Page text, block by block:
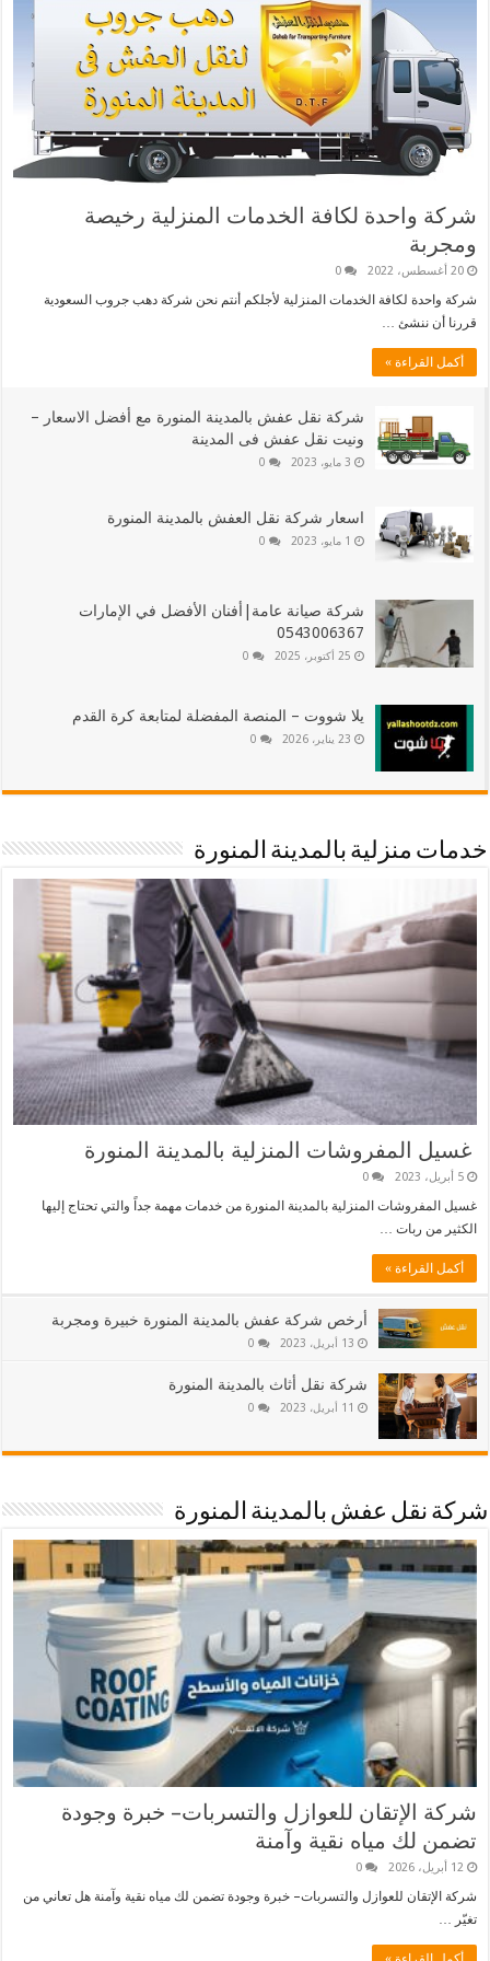
شركة واحدة لكافة الخدمات المنزلية رخيصة
ومجربة
20 أغسطس، 2022 0
شركة واحدة لكافة الخدمات المنزلية لأجلكم أنتم نحن شركة دهب جروب السعودية
قررنا أن ننشئ …
أكمل القراءة »
شركة نقل عفش بالمدينة المنورة مع أفضل الاسعار –
ونيت نقل عفش فى المدينة
3 مايو، 2023 0
اسعار شركة نقل العفش بالمدينة المنورة
1 مايو، 2023 0
شركة صيانة عامة|أفنان الأفضل في الإمارات
0543006367
25 أكتوبر، 2025 0
يلا شووت – المنصة المفضلة لمتابعة كرة القدم
23 يناير، 2026 0
خدمات منزلية بالمدينة المنورة
غسيل المفروشات المنزلية بالمدينة المنورة
5 أبريل، 2023 0
غسيل المفروشات المنزلية بالمدينة المنورة من خدمات مهمة جداً والتي تحتاج إليها
الكثير من ربات …
أكمل القراءة »
أرخص شركة عفش بالمدينة المنورة خبيرة ومجربة
13 أبريل، 2023 0
شركة نقل أثاث بالمدينة المنورة
11 أبريل، 2023 0
شركة نقل عفش بالمدينة المنورة
شركة الإتقان للعوازل والتسربات– خبرة وجودة
تضمن لك مياه نقية وآمنة
12 أبريل، 2026 0
شركة الإتقان للعوازل والتسربات– خبرة وجودة تضمن لك مياه نقية وآمنة هل تعاني من
تغيّر …